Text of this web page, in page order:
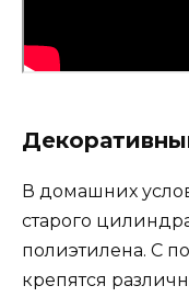
В домашних
старого
полиэтилена. С
крепятся